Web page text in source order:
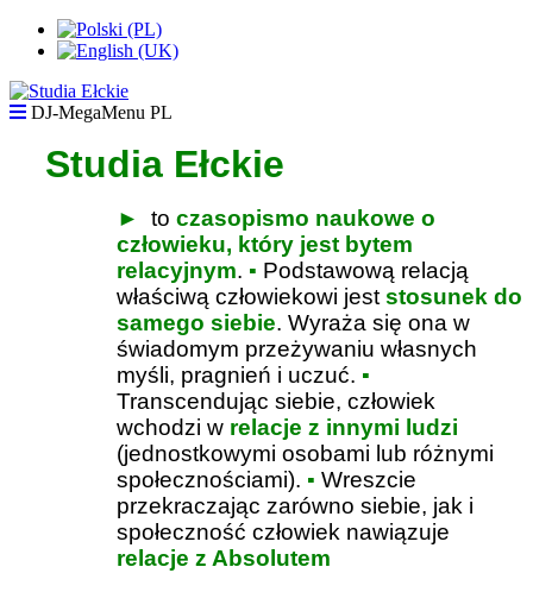
DJ-MegaMenu PL
Studia Ełckie
► to czasopismo naukowe o
człowieku, który jest bytem
relacyjnym. ▪ Podstawową relacją
właściwą człowiekowi jest stosunek do
samego siebie. Wyraża się ona w
świadomym przeżywaniu własnych
myśli, pragnień i uczuć. ▪
Transcendując siebie, człowiek
wchodzi w relacje z innymi ludzi
(jednostkowymi osobami lub różnymi
społecznościami). ▪ Wreszcie
przekraczając zarówno siebie, jak i
społeczność człowiek nawiązuje
relacje z Absolutem